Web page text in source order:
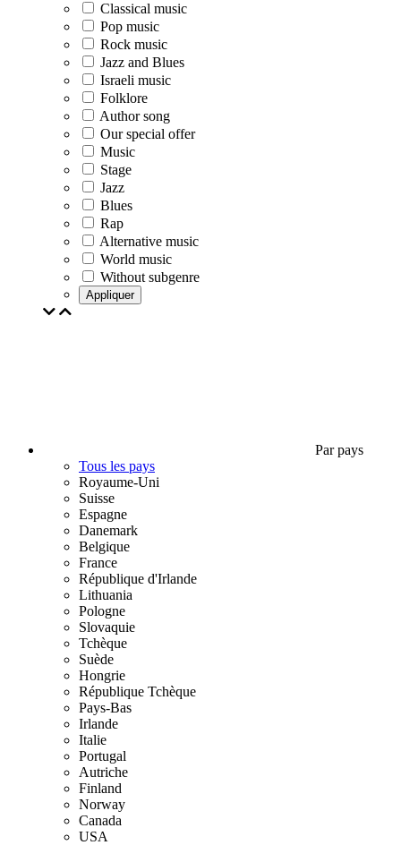
Classical music
Pop music
Rock music
Jazz and Blues
Israeli music
Folklore
Author song
Our special offer
Music
Stage
Jazz
Blues
Rap
Alternative music
World music
Without subgenre
Appliquer
Par pays
Tous les pays
Royaume-Uni
Suisse
Espagne
Danemark
Belgique
France
République d'Irlande
Lithuania
Pologne
Slovaquie
Tchèque
Suède
Hongrie
République Tchèque
Pays-Bas
Irlande
Italie
Portugal
Autriche
Finland
Norway
Canada
USA